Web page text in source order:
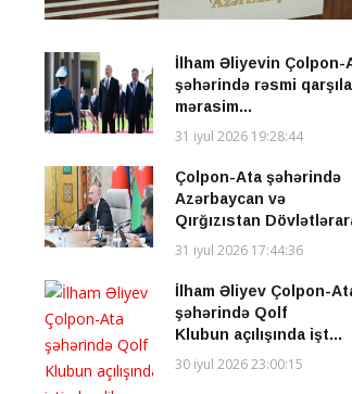
İlham Əliyevin Çolpon-
şəhərində rəsmi
mərasim...
31 iyul 2026 19:28:44
Çolpon-Ata şəhərində
Azərbaycan və
Qırğızıstan
31 iyul 2026 17:44:36
İlham Əliyev Çolpon-
şəhərində Qolf
Klubun açılışında işt...
30 iyul 2026 23:00:15